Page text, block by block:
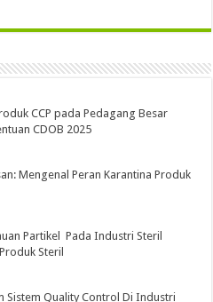
CCP pada Pedagang Besar
CDOB 2025
Mengenal Peran Karantina Produk
Partikel Pada Industri Steril
Steril
Sistem Quality Control Di Industri